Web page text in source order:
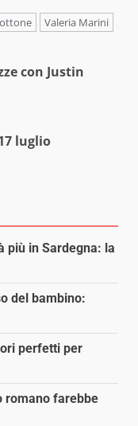
Valeria Marini
con Justin
luglio
più in Sardegna: la
del bambino:
perfetti per
romano farebbe